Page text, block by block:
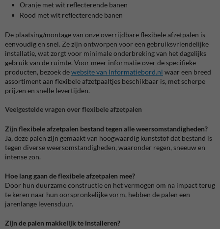
Oranje met wit reflecterende banen
Rood met wit reflecterende banen
De plaatsing/montage van onze overrijdbare flexibele afzetpalen is
eenvoudig en snel. Ze zijn ontworpen voor een gebruiksvriendelijke
installatie, wat zorgt voor minimale onderbreking van het dagelijks
gebruik van de ruimte. Voor meer informatie over de specifieke
producten, bezoek dewebsite van Informatiebord.nl waar een breed
assortiment aan flexibele afzetpaaltjes beschikbaar is, met scherpe
prijzen en snelle levertijden​​.
Veelgestelde vragen over flexibele afzetpalen
Zijn flexibele afzetpalen bestand tegen alle weersomstandigheden?
Ja, deze palen zijn gemaakt van hoogwaardig kunststof dat bestand is
tegen diverse weersomstandigheden, waaronder regen, sneeuw en
intense zon.
Hoe lang gaan de flexibele afzetpalen mee?
Door hun duurzame constructie en het vermogen om na impact terug
te keren naar hun oorspronkelijke vorm, hebben de palen een
jarenlange levensduur.
Zijn de palen makkelijk te installeren?